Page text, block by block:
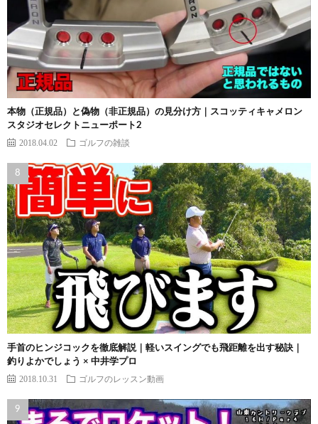
本物（正規品）と偽物（非正規品）の見分け方｜スコッティキャメロン
スタジオセレクトニューポート2
2018.04.02 ゴルフの雑談
手首のヒンジコックを徹底解説｜軽いスイングでも飛距離を出す秘訣｜
釣りよかでしょう × 中井学プロ
2018.10.31 ゴルフのレッスン動画